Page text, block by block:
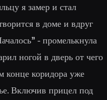
я замер и стал
в доме и вдруг
" - промелькнула
ногой в дверь от чего
конце коридора уже
Включив прицел под